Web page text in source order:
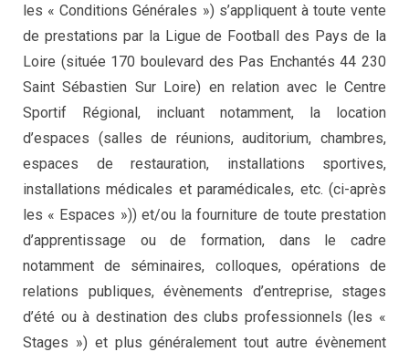
les « Conditions Générales ») s’appliquent à toute vente
de prestations par la Ligue de Football des Pays de la
Loire (située 170 boulevard des Pas Enchantés 44 230
Saint Sébastien Sur Loire) en relation avec le Centre
Sportif Régional, incluant notamment, la location
d’espaces (salles de réunions, auditorium, chambres,
espaces de restauration, installations sportives,
installations médicales et paramédicales, etc. (ci-après
les « Espaces »)) et/ou la fourniture de toute prestation
d’apprentissage ou de formation, dans le cadre
notamment de séminaires, colloques, opérations de
relations publiques, évènements d’entreprise, stages
d’été ou à destination des clubs professionnels (les «
Stages ») et plus généralement tout autre évènement